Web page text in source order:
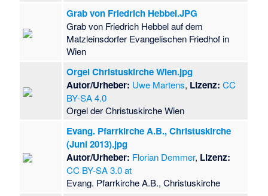
Grab von Friedrich Hebbel.JPG
Grab von Friedrich Hebbel auf dem
Matzleinsdorfer Evangelischen Friedhof in
Wien
Orgel Christuskirche Wien.jpg
Autor/Urheber: Uwe Martens, Lizenz: CC
BY-SA 4.0
Orgel der Christuskirche Wien
Evang. Pfarrkirche A.B., Christuskirche
(Juni 2013).jpg
Autor/Urheber: Florian Demmer, Lizenz:
CC BY-SA 3.0 at
Evang. Pfarrkirche A.B., Christuskirche